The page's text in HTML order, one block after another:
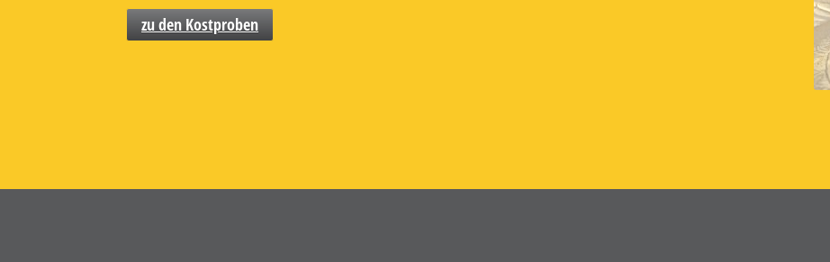
zu den Kostproben